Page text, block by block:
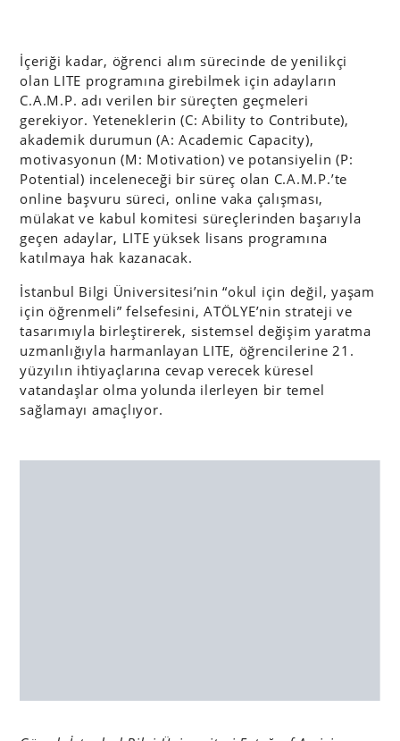
İçeriği kadar, öğrenci alım sürecinde de yenilikçi
olan LITE programına girebilmek için adayların
C.A.M.P. adı verilen bir süreçten geçmeleri
gerekiyor. Yeteneklerin (C: Ability to Contribute),
akademik durumun (A: Academic Capacity),
motivasyonun (M: Motivation) ve potansiyelin (P:
Potential) inceleneceği bir süreç olan C.A.M.P.’te
online başvuru süreci, online vaka çalışması,
mülakat ve kabul komitesi süreçlerinden başarıyla
geçen adaylar, LITE yüksek lisans programına
katılmaya hak kazanacak.
İstanbul Bilgi Üniversitesi’nin “okul için değil, yaşam
için öğrenmeli” felsefesini, ATÖLYE’nin strateji ve
tasarımıyla birleştirerek, sistemsel değişim yaratma
uzmanlığıyla harmanlayan LITE, öğrencilerine 21.
yüzyılın ihtiyaçlarına cevap verecek küresel
vatandaşlar olma yolunda ilerleyen bir temel
sağlamayı amaçlıyor.